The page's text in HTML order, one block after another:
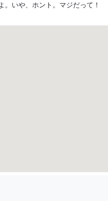
いや、ホント。マジだって！